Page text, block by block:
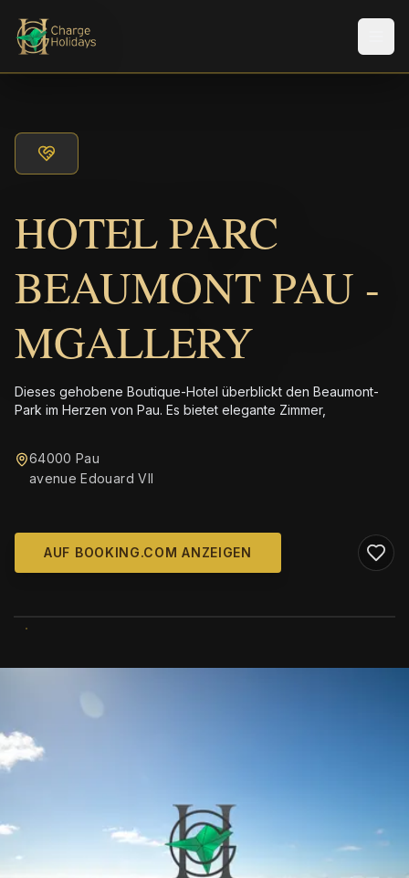
HOTEL PARC
BEAUMONT PAU -
MGALLERY
Dieses gehobene Boutique-Hotel überblickt den Beaumont-
Park im Herzen von Pau. Es bietet elegante Zimmer,
64000 Pau
avenue Edouard VII
AUF BOOKING.COM ANZEIGEN